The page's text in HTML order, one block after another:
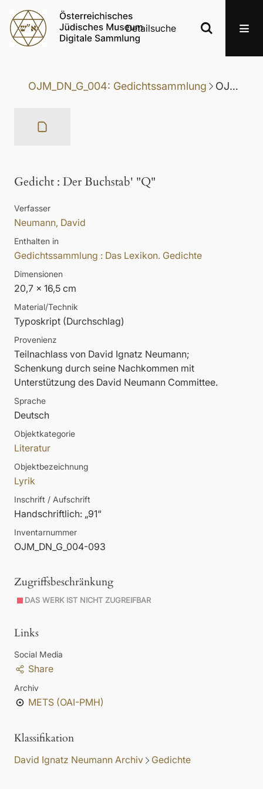
Detailsuche
OJM_DN_G_004: Gedichtssammlung OJM_DN_G_004-093: Gedicht
Gedicht : Der Buchstab' "Q"
Verfasser
Neumann, David
Enthalten in
Gedichtssammlung : Das Lexikon. Gedichte
Dimensionen
20,7 x 16,5 cm
Material/Technik
Typoskript (Durchschlag)
Provenienz
Teilnachlass von David Ignatz Neumann;
Schenkung durch seine Nachkommen mit
Unterstützung des David Neumann Committee.
Sprache
Deutsch
Objektkategorie
Literatur
Objektbezeichnung
Lyrik
Inschrift / Aufschrift
Handschriftlich: „91“
Inventarnummer
OJM_DN_G_004-093
Zugriffsbeschränkung
DAS WERK IST NICHT ZUGREIFBAR
Links
Social Media
Share
Archiv
METS (OAI-PMH)
Klassifikation
David Ignatz Neumann Archiv Gedichte